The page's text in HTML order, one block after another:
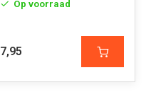
Op voorraad
7,95